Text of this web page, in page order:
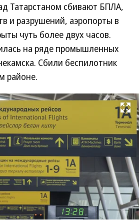
Татарстаном сбивают БПЛА,
и разрушений, аэропорты в
чуть более двух часов.
на ряде промышленных
Сбили беспилотник
районе.
Развернуть